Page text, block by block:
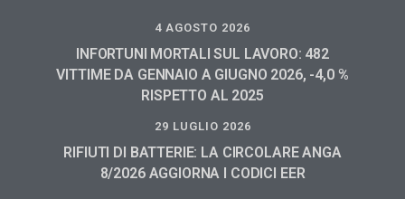
4 AGOSTO 2026
INFORTUNI MORTALI SUL LAVORO: 482
VITTIME DA GENNAIO A GIUGNO 2026, -4,0 %
RISPETTO AL 2025
29 LUGLIO 2026
RIFIUTI DI BATTERIE: LA CIRCOLARE ANGA
8/2026 AGGIORNA I CODICI EER